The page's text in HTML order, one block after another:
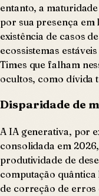
entanto, a
por sua presença em
existência de casos
ecossistemas
Times que falham
ocultos, como dívida
Disparidade de
A IA generativa, por
consolidada em
produtividade de
computação
de correção de erros